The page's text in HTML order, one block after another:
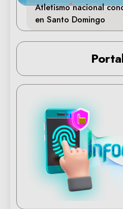
Atletismo nacional
en Santo Domingo